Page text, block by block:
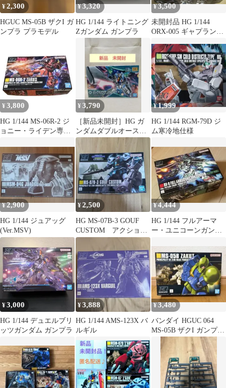
¥2,300
HGUC MS-05B ザクI ガ
ンプラ プラモデル
¥3,320
HG 1/144 ライトニング
Zガンダム ガンプラ
¥3,500
未開封品 HG 1/144
ORX-005 ギャプラン
¥ 3,800
HG 1/144 MS-06R-2 ジ
ョニー・ライデン専用
¥3,790
［新品未開封］HG ガ
ンダムダブルオースカ
イ
¥1,999
HG 1/144 RGM-79D ジ
ム寒冷地仕様
¥2,900
HG 1/144 ジュアッグ
(Ver.MSV)
¥2,500
HG MS-07B-3 GOUF
CUSTOM アクション
ベースのおまけ付
¥4,444
HG 1/144 フルアーマ
ー・ユニコーンガンダ
¥3,000
HG 1/144 デュエルブリ
ッツガンダム ガンプラ
¥3,888
HG 1/144 AMS-123X バ
ルギル
¥3,480
バンダイ HGUC 064
MS-05B ザクI ガンプラ
新品未組立 美品